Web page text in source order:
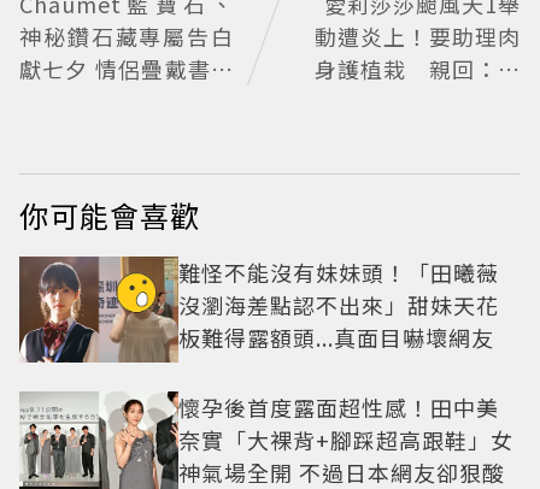
神秘鑽石藏專屬告白
獻七夕 情侶疊戴書寫
動遭炎上！要助理肉
身護植栽 親回：不
你可能會喜歡
難怪不能沒有妹妹頭！「田曦薇
沒瀏海差點認不出來」甜妹天花
板難得露額頭...真面目嚇壞網友
懷孕後首度露面超性感！田中美
奈實「大裸背+腳踩超高跟鞋」女
神氣場全開 不過日本網友卻狠酸